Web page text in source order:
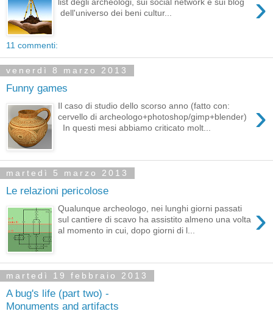
›
dell'universo dei beni cultur...
11 commenti:
venerdì 8 marzo 2013
Funny games
›
Il caso di studio dello scorso anno (fatto con:
cervello di archeologo+photoshop/gimp+blender)
In questi mesi abbiamo criticato molt...
martedì 5 marzo 2013
Le relazioni pericolose
›
Qualunque archeologo, nei lunghi giorni passati
sul cantiere di scavo ha assistito almeno una volta
al momento in cui, dopo giorni di l...
martedì 19 febbraio 2013
A bug's life (part two) -
Monuments and artifacts